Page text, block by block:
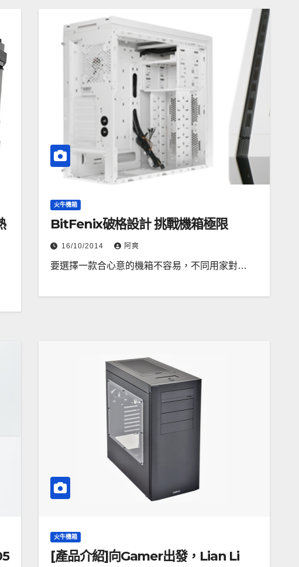
火牛機箱
BitFenix破格設計 挑戰機箱極限
16/10/2014 阿爽
要選擇一款合心意的機箱不容易，不同用家對…
火牛機箱
[產品介紹]向Gamer出發，Lian Li